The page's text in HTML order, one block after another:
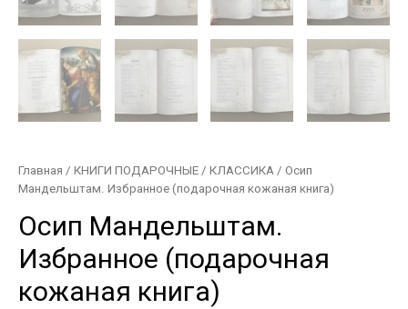
Главная / КНИГИ ПОДАРОЧНЫЕ / КЛАССИКА / Осип
Мандельштам. Избранное (подарочная кожаная книга)
Осип Мандельштам.
Избранное (подарочная
кожаная книга)